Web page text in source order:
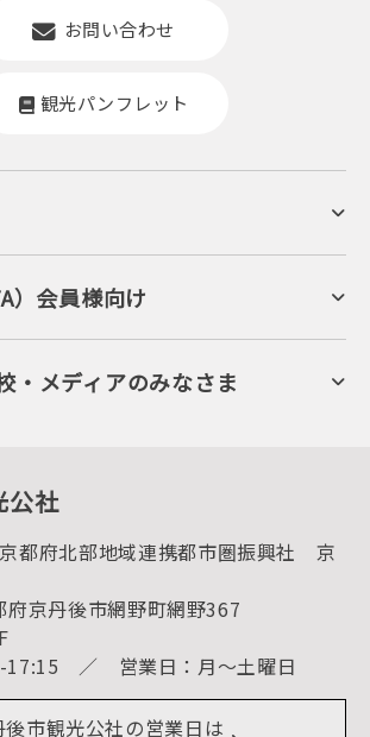
お問い合わせ
観光パンフレット
絶景
ランピング
館
予約（空室検索）
約キャンセル
（お宿比較ページ）
ンフレット
路情報
）会員様向け
ティ
ス
ター
情報（会員規程）
・メディアのみなさま
公社
京都府北部地域連携都市圏振興社 京
府京丹後市網野町網野367
17:15 ／ 営業日：月～土曜日
後市観光公社の営業日は